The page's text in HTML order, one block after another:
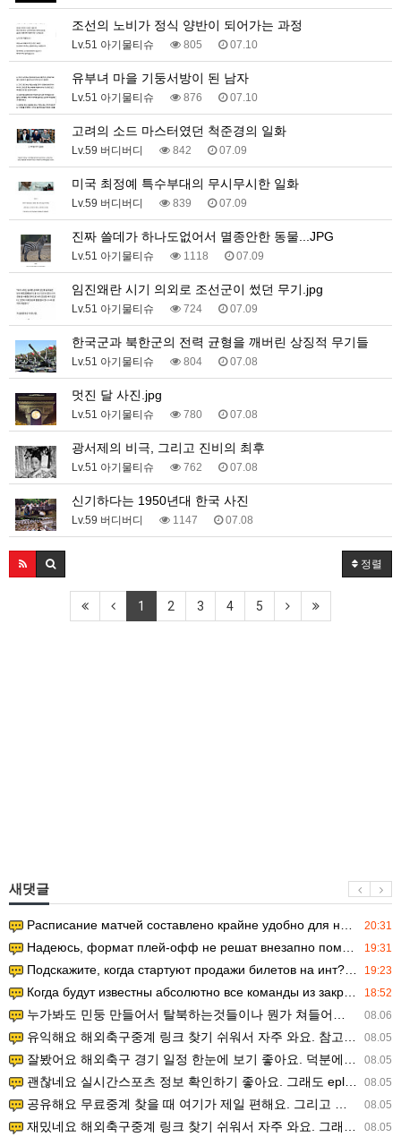
조선의 노비가 정식 양반이 되어가는 과정
Lv.51 아기물티슈 805 07.10
유부녀 마을 기둥서방이 된 남자
Lv.51 아기물티슈 876 07.10
고려의 소드 마스터였던 척준경의 일화
Lv.59 버디버디 842 07.09
미국 최정예 특수부대의 무시무시한 일화
Lv.59 버디버디 839 07.09
진짜 쓸데가 하나도없어서 멸종안한 동물...JPG
Lv.51 아기물티슈 1118 07.09
임진왜란 시기 의외로 조선군이 썼던 무기.jpg
Lv.51 아기물티슈 724 07.09
한국군과 북한군의 전력 균형을 깨버린 상징적 무기들
Lv.51 아기물티슈 804 07.08
멋진 달 사진.jpg
Lv.51 아기물티슈 780 07.08
광서제의 비극, 그리고 진비의 최후
Lv.51 아기물티슈 762 07.08
신기하다는 1950년대 한국 사진
Lv.59 버디버디 1147 07.08
정렬
1 2 3 4 5
새댓글
20:31
Расписание матчей составлено крайне удобно для нашего часово…
19:31
Надеюсь, формат плей-офф не решат внезапно поменять. https:/…
19:23
Подскажите, когда стартуют продажи билетов на инт? https://g…
18:52
Когда будут известны абсолютно все команды из закрытых квали…
08.06
누가봐도 민둥 만들어서 탈북하는것들이나 뭔가 쳐들어오는 낌새를 미리 알아차리기 위함이지 저걸 전쟁준비라고 하…
08.05
유익해요 해외축구중계 링크 찾기 쉬워서 자주 와요. 참고로 무료스포츠중계 정보 확인할 때 출처 꼭 체크해요.…
08.05
잘봤어요 해외축구 경기 일정 한눈에 보기 좋아요. 덕분에 epl중계 볼 때 공식 중계 채널 먼저 찾아봐요. …
08.05
괜찮네요 실시간스포츠 정보 확인하기 좋아요. 그래도 epl중계 볼 때 공식 중계 채널 먼저 찾아봐요. 북마크…
08.05
공유해요 무료중계 찾을 때 여기가 제일 편해요. 그리고 무료스포츠중계 정보 확인할 때 출처 꼭 체크해요. 앞…
08.05
재밌네요 해외축구중계 링크 찾기 쉬워서 자주 와요. 그래서 해외축구중계도 정식 서비스로 봐야 안전해요. 다음…